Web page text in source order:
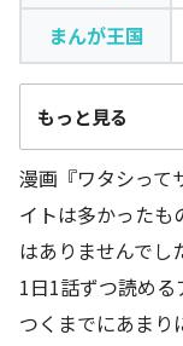
まんが王国
もっと見る
媒体（アプリ）
名
コミスト
ebookjapan
漫画『ワタシって
イトは多かったも
はありませんでし
1日1話ずつ読め
つくまでにあまり